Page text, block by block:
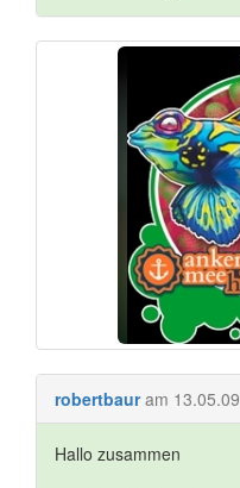
robertbaur am 13.05.09
Hallo zusammen